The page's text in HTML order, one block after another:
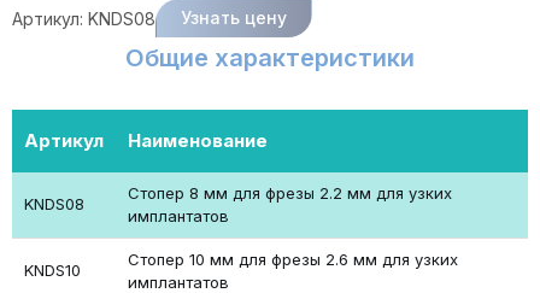
Артикул: KNDS08 Узнать цену
Общие характеристики
Артикул Наименование
KNDS08
Стопер 8 мм для фрезы 2.2 мм для узких
имплантатов
KNDS10
Стопер 10 мм для фрезы 2.6 мм для узких
имплантатов